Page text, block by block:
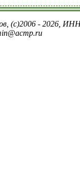
(c)2006 - 2026,